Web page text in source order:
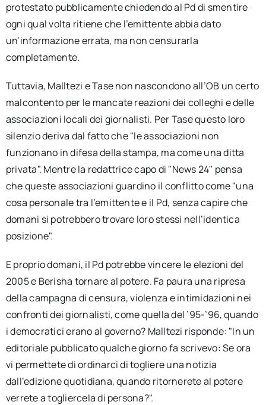
protestato pubblicamente chiedendo al Pd di smentire
ogni qual volta ritiene che l’emittente abbia dato
un’informazione errata, ma non censurarla
completamente.
Tuttavia, Malltezi e Tase non nascondono all’OB un certo
malcontento per le mancate reazioni dei colleghi e delle
associazioni locali dei giornalisti. Per Tase questo loro
silenzio deriva dal fatto che "le associazioni non
funzionano in difesa della stampa, ma come una ditta
privata". Mentre la redattrice capo di "News 24" pensa
che queste associazioni guardino il conflitto come "una
cosa personale tra l’emittente e il Pd, senza capire che
domani si potrebbero trovare loro stessi nell’identica
posizione".
E proprio domani, il Pd potrebbe vincere le elezioni del
2005 e Berisha tornare al potere. Fa paura una ripresa
della campagna di censura, violenza e intimidazioni nei
confronti dei giornalisti, come quella del ’95-’96, quando
i democratici erano al governo? Malltezi risponde: "In un
editoriale pubblicato qualche giorno fa scrivevo: Se ora
vi permettete di ordinarci di togliere una notizia
dall’edizione quotidiana, quando ritornerete al potere
verrete a togliercela di persona?".